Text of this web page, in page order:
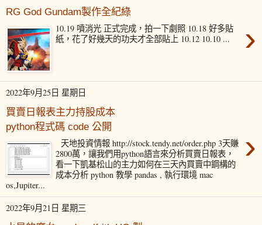
RG God Gundam製作全紀綠
›
10.19 噴消光 正式完成，拍一下劇照 10.18 好多貼
紙，花了好幾天的功夫才全部貼上 10.12 10.10 ...
2022年9月25日 星期日
買賣日報表主力持股成本
python程式碼 code 公開
›
天地投資情報 http://stock.tendy.net/order.php 3天賺
2800萬，讓我們用python語言來分析買賣日報表，
看一下凱基松山的主力如何在三天內買賣中鋼構的
成本分析 python 教學 pandas , 執行環境 mac
os,Jupiter...
2022年9月21日 星期三